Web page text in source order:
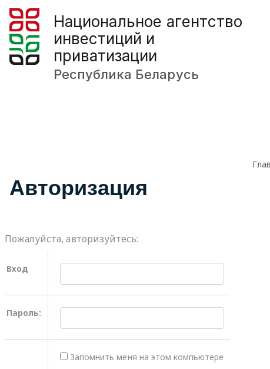
Национальное агентство
инвестиций и
приватизации
Республика Беларусь
Авторизация
Пожалуйста, авторизуйтесь:
Вход
Пароль:
Запомнить меня на этом компьютере